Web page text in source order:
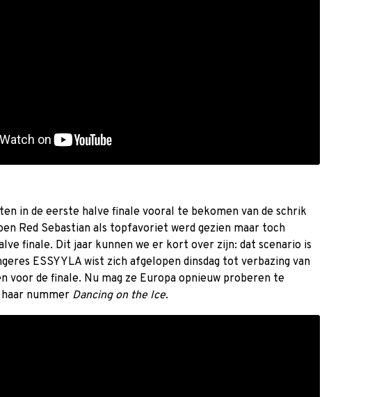
in de eerste halve finale vooral te bekomen van de schrik
Red Sebastian als topfavoriet werd gezien maar toch
finale. Dit jaar kunnen we er kort over zijn: dat scenario is
ESSYYLA wist zich afgelopen dinsdag tot verbazing van
voor de finale. Nu mag ze Europa opnieuw proberen te
nummer Dancing on the Ice.